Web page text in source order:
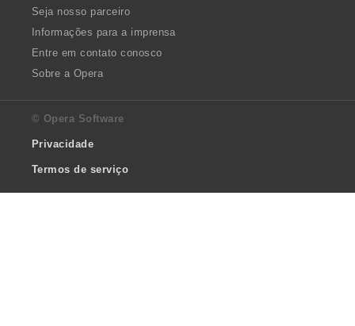
Seja nosso parceiro
Informações para a imprensa
Entre em contato conosco
Sobre a Opera
© Opera Software
Privacidade
Termos de serviço